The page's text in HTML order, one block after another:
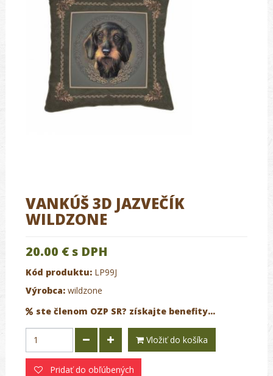
VANKÚŠ 3D JAZVEČÍK
WILDZONE
20.00 € s DPH
Kód produktu: LP99J
Výrobca: wildzone
ste členom OZP SR? získajte benefity...
Vložiť do košíka
Pridať do obľúbených